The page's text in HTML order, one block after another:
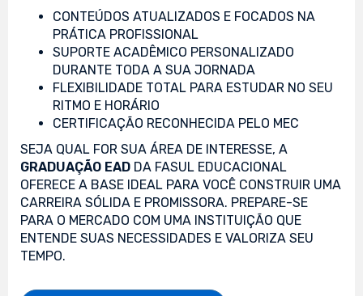
CONTEÚDOS ATUALIZADOS E FOCADOS NA
PRÁTICA PROFISSIONAL
SUPORTE ACADÊMICO PERSONALIZADO
DURANTE TODA A SUA JORNADA
FLEXIBILIDADE TOTAL PARA ESTUDAR NO SEU
RITMO E HORÁRIO
CERTIFICAÇÃO RECONHECIDA PELO MEC
SEJA QUAL FOR SUA ÁREA DE INTERESSE, A
GRADUAÇÃO EAD DA FASUL EDUCACIONAL
OFERECE A BASE IDEAL PARA VOCÊ CONSTRUIR UMA
CARREIRA SÓLIDA E PROMISSORA. PREPARE-SE
PARA O MERCADO COM UMA INSTITUIÇÃO QUE
ENTENDE SUAS NECESSIDADES E VALORIZA SEU
TEMPO.